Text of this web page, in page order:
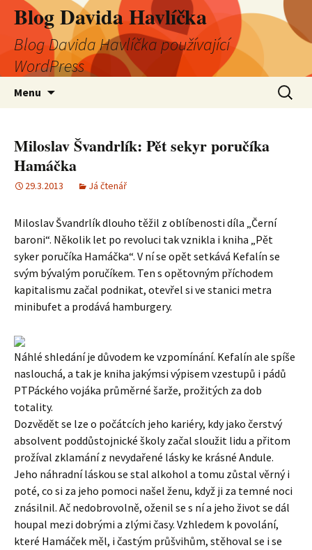
Blog Davida Havlíčka
Blog Davida Havlíčka používající
WordPress
Menu
webu
Miloslav Švandrlík: Pět sekyr poručíka
Hamáčka
29.3.2013 Já čtenář
Miloslav Švandrlík dlouho těžil z oblíbenosti díla „Černí
baroni“. Několik let po revoluci tak vznikla i kniha „Pět
syker poručíka Hamáčka“. V ní se opět setkává Kefalín se
svým bývalým poručíkem. Ten s opětovným příchodem
kapitalismu začal podnikat, otevřel si ve stanici metra
minibufet a prodává hamburgery.
Náhlé shledání je důvodem ke vzpomínání. Kefalín ale spíše
naslouchá, a tak je kniha jakýmsi výpisem vzestupů i pádů
PTPáckého vojáka průměrné šarže, prožitých za dob
totality.
Dozvědět se lze o počátcích jeho kariéry, kdy jako čerstvý
absolvent poddůstojnické školy začal sloužit lidu a přitom
prožíval zklamání z nevydařené lásky ke krásné Andule.
Jeho náhradní láskou se stal alkohol a tomu zůstal věrný i
poté, co si za jeho pomoci našel ženu, když ji za temné noci
znásilnil. Ač nedobrovolně, oženil se s ní a jeho život se dál
houpal mezi dobrými a zlými časy. Vzhledem k povolání,
které Hamáček měl, i častým průšvihům, stěhoval se i se